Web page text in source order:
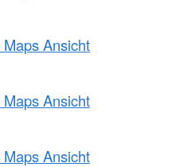
Ansicht
Ansicht
Ansicht